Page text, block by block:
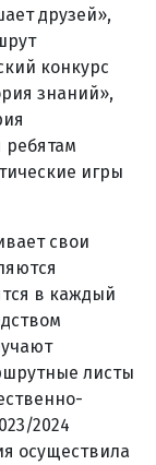
друзей»,
конкурс
знаний»,
игры
свои
в каждый
листы
2024
осуществила